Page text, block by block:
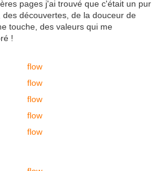
pages j'ai trouvé que c'était un pur
découvertes, de la douceur de
touche, des valeurs qui me
!